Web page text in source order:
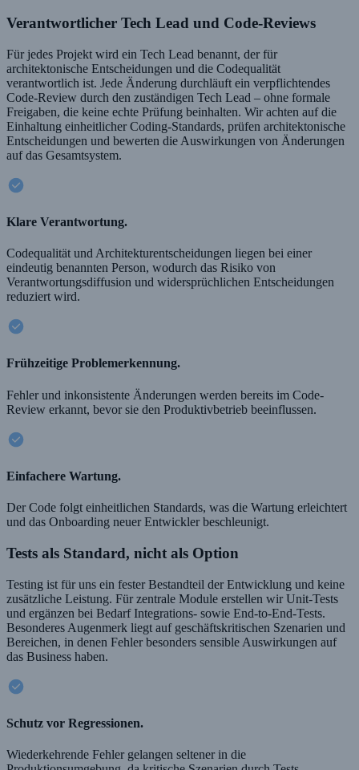
Verantwortlicher Tech Lead und Code-Reviews
Für jedes Projekt wird ein Tech Lead benannt, der für
architektonische Entscheidungen und die Codequalität
verantwortlich ist. Jede Änderung durchläuft ein verpflichtendes
Code-Review durch den zuständigen Tech Lead – ohne formale
Freigaben, die keine echte Prüfung beinhalten. Wir achten auf die
Einhaltung einheitlicher Coding-Standards, prüfen architektonische
Entscheidungen und bewerten die Auswirkungen von Änderungen
auf das Gesamtsystem.
Klare Verantwortung.
Codequalität und Architekturentscheidungen liegen bei einer
eindeutig benannten Person, wodurch das Risiko von
Verantwortungsdiffusion und widersprüchlichen Entscheidungen
reduziert wird.
Frühzeitige Problemerkennung.
Fehler und inkonsistente Änderungen werden bereits im Code-
Review erkannt, bevor sie den Produktivbetrieb beeinflussen.
Einfachere Wartung.
Der Code folgt einheitlichen Standards, was die Wartung erleichtert
und das Onboarding neuer Entwickler beschleunigt.
Tests als Standard, nicht als Option
Testing ist für uns ein fester Bestandteil der Entwicklung und keine
zusätzliche Leistung. Für zentrale Module erstellen wir Unit-Tests
und ergänzen bei Bedarf Integrations- sowie End-to-End-Tests.
Besonderes Augenmerk liegt auf geschäftskritischen Szenarien und
Bereichen, in denen Fehler besonders sensible Auswirkungen auf
das Business haben.
Schutz vor Regressionen.
Wiederkehrende Fehler gelangen seltener in die